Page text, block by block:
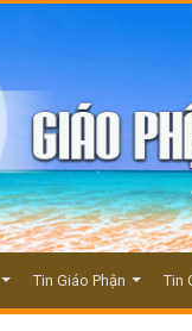
Tin Giáo Phận Tin